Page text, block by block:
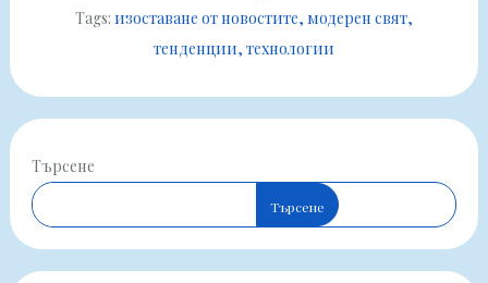
Tags: изоставане от новостите модерен свят
тенденции технологии
Търсене
Търсене